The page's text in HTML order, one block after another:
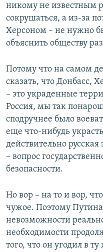
никому не известным
сокрушаться, а из-за
Херсоном – не нужно
объяснить обществу
Потому что на самом
сказать, что Донбасс,
– это украденные
Россия, мы так
сподручнее было
еще что-нибудь
действительно русская
– вопрос
безопасности.
Но вор – на то и вор,
чужое. Поэтому Путина
невозможности
необходимости
того, что он угодил в